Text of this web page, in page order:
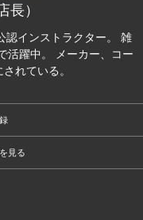
長）
認インストラクター。 雑
活躍中。 メーカー、コー
れている。
見る